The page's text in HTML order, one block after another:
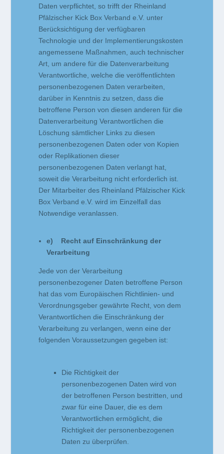
Daten verpflichtet, so trifft der Rheinland
Pfälzischer Kick Box Verband e.V. unter
Berücksichtigung der verfügbaren
Technologie und der Implementierungskosten
angemessene Maßnahmen, auch technischer
Art, um andere für die Datenverarbeitung
Verantwortliche, welche die veröffentlichten
personenbezogenen Daten verarbeiten,
darüber in Kenntnis zu setzen, dass die
betroffene Person von diesen anderen für die
Datenverarbeitung Verantwortlichen die
Löschung sämtlicher Links zu diesen
personenbezogenen Daten oder von Kopien
oder Replikationen dieser
personenbezogenen Daten verlangt hat,
soweit die Verarbeitung nicht erforderlich ist.
Der Mitarbeiter des Rheinland Pfälzischer Kick
Box Verband e.V. wird im Einzelfall das
Notwendige veranlassen.
e) Recht auf Einschränkung der
Verarbeitung
Jede von der Verarbeitung
personenbezogener Daten betroffene Person
hat das vom Europäischen Richtlinien- und
Verordnungsgeber gewährte Recht, von dem
Verantwortlichen die Einschränkung der
Verarbeitung zu verlangen, wenn eine der
folgenden Voraussetzungen gegeben ist:
Die Richtigkeit der
personenbezogenen Daten wird von
der betroffenen Person bestritten, und
zwar für eine Dauer, die es dem
Verantwortlichen ermöglicht, die
Richtigkeit der personenbezogenen
Daten zu überprüfen.